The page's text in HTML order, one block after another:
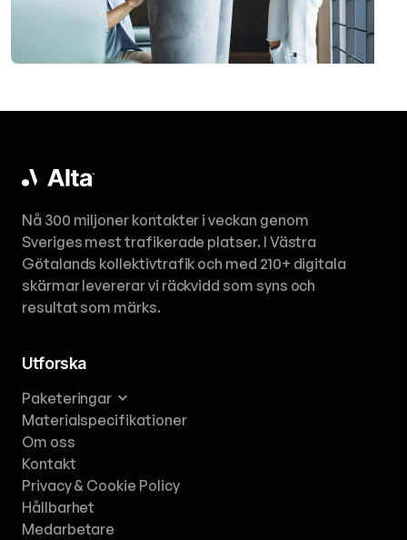
Nå 300 miljoner kontakter i veckan genom
Sveriges mest trafikerade platser. I Västra
Götalands kollektivtrafik och med 210+ digitala
skärmar levererar vi räckvidd som syns och
resultat som märks.
Utforska
Paketeringar
Materialspecifikationer
Om oss
Kontakt
Privacy & Cookie Policy
Hållbarhet
Medarbetare